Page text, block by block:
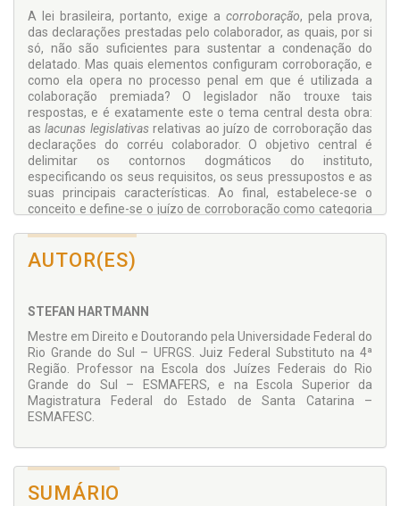
A lei brasileira, portanto, exige a corroboração, pela prova,
das declarações prestadas pelo colaborador, as quais, por si
só, não são suficientes para sustentar a condenação do
delatado. Mas quais elementos configuram corroboração, e
como ela opera no processo penal em que é utilizada a
colaboração premiada? O legislador não trouxe tais
respostas, e é exatamente este o tema central desta obra:
aslacunas legislativasrelativas ao juízo de corroboração das
declarações do corréu colaborador. O objetivo central é
delimitar os contornos dogmáticos do instituto,
especificando os seus requisitos, os seus pressupostos e as
suas principais características. Ao final, estabelece-se o
conceito e define-se o juízo de corroboração como categoria
decisão judicial. Com isso, espera-se fornecer critérios
seguros para uma melhor interpretação da própria
colaboração premiada.
sobre esta categoria, especialmente em razão da eminência
dos direitos fundamentais envolvidos. Ademais, a
persecução penal não pode ser promovida à sorrelfa do due
process
, o que, na colaboração premiada, passa
necessariamente pela robustez dos elementos
corroborativos apresentados pela acusação.
AUTOR(ES)
STEFAN HARTMANN
Mestre em Direito e Doutorando pela Universidade Federal do
Rio Grande do Sul – UFRGS. Juiz Federal Substituto na 4ª
Região. Professor na Escola dos Juízes Federais do Rio
Grande do Sul – ESMAFERS, e na Escola Superior da
Magistratura Federal do Estado de Santa Catarina –
ESMAFESC.
SUMÁRIO